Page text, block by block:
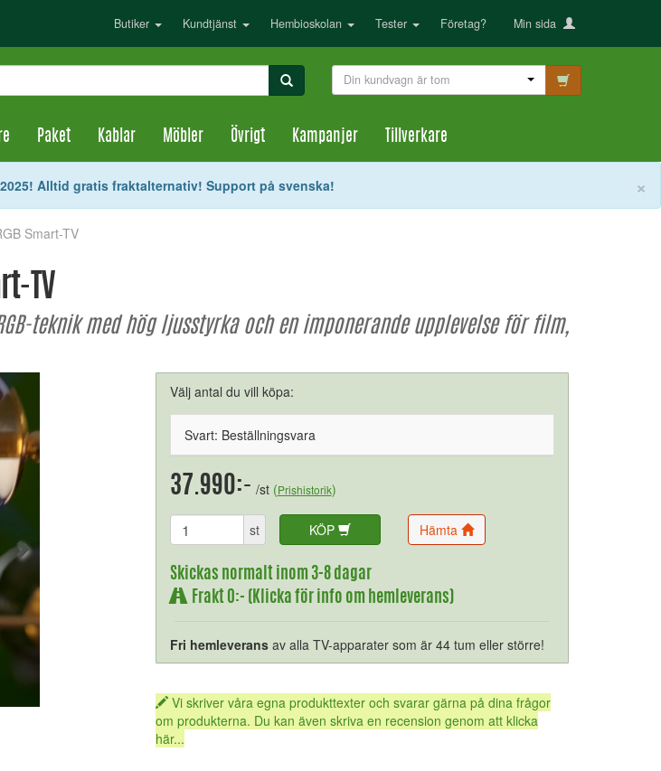
Butiker Kundtjänst Hembioskolan Tester Företag? Min sida
Din kundvagn är tom
Paket Kablar Möbler Övrigt Kampanjer Tillverkare
×
Alltid gratis fraktalternativ! Support på svenska!
Smart-TV
TV
teknik med hög ljusstyrka och en imponerande upplevelse för film,
Välj antal du vill köpa:
Svart: Beställningsvara
37.990:- /st (Prishistorik)
st KÖP Hämta
Skickas normalt inom 3-8 dagar
Frakt 0:- (Klicka för info om hemleverans)
Fri hemleveransav alla TV-apparater som är 44 tum eller större!
Vi skriver våra egna produkttexter och svarar gärna på dina frågor
om produkterna. Du kan även skriva en recension genom att klicka
här...